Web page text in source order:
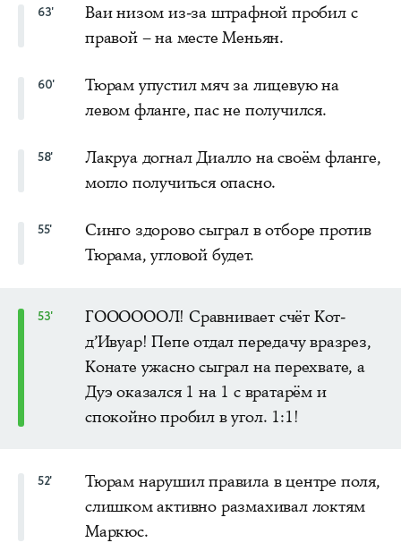
63'
Ваи низом из-за штрафной пробил с
правой – на месте Меньян.
60'
Тюрам упустил мяч за лицевую на
левом фланге, пас не получился.
58'
Лакруа догнал Диалло на своём фланге,
могло получиться опасно.
55'
Синго здорово сыграл в отборе против
Тюрама, угловой будет.
53'
ГООООООЛ! Сравнивает счёт Кот-
д’Ивуар! Пепе отдал передачу вразрез,
Конате ужасно сыграл на перехвате, а
Дуэ оказался 1 на 1 с вратарём и
спокойно пробил в угол. 1:1!
52'
Тюрам нарушил правила в центре поля,
слишком активно размахивал локтям
Маркюс.